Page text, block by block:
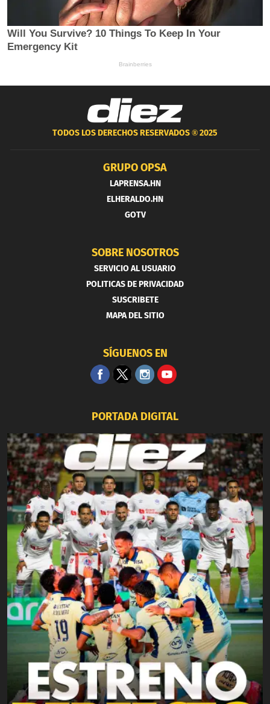
TODOS LOS DERECHOS RESERVADOS ®2025
GRUPO OPSA
LAPRENSA.HN
ELHERALDO.HN
GOTV
SOBRE NOSOTROS
SERVICIO AL USUARIO
POLITICAS DE PRIVACIDAD
SUSCRIBETE
MAPA DEL SITIO
SÍGUENOS EN
PORTADA DIGITAL